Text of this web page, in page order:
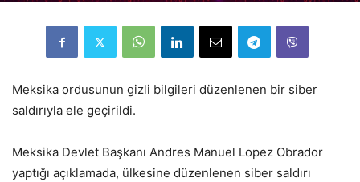
Meksika ordusunun gizli bilgileri düzenlenen bir siber
saldırıyla ele geçirildi.
Meksika Devlet Başkanı Andres Manuel Lopez Obrador
yaptığı açıklamada, ülkesine düzenlenen siber saldırı